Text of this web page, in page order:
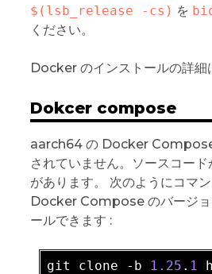
$(lsb_release -cs) を
ください。
Docker のインストールの詳細
Dokcer compose
aarch64 の Docker
されていません。ソースコー
があります。 次のようにコマン
Docker Compose のバージョ
ールできます :
git clone - b 1.25 . 1